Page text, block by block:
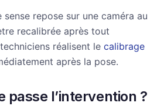
repose sur une caméra au
recalibrée après tout
réalisent le calibrage
après la pose.
passe l’intervention ?